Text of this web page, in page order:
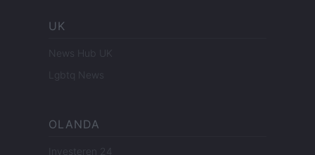
UK
News Hub UK
Lgbtq News
OLANDA
Investeren 24